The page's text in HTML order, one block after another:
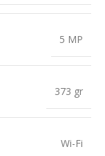
5 MP
373 gr
Wi-Fi